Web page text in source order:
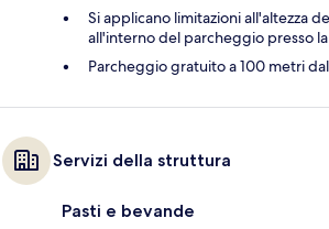
Si applicano limitazioni all'altezza
all'interno del parcheggio presso
Parcheggio gratuito a 100 metri
Servizi della struttura
Pasti e bevande